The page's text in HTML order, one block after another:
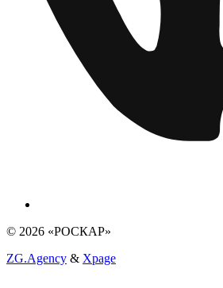
© 2026 «РОСКАР»
ZG.Agency & Xpage